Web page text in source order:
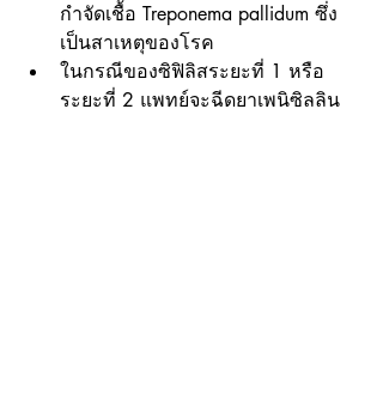
กำจัดเชื้อ Treponema pallidum ซึ่ง
เป็นสาเหตุของโรค
ในกรณีของซิฟิลิสระยะที่ 1 หรือ
ระยะที่ 2 แพทย์จะฉีดยาเพนิซิลลิน